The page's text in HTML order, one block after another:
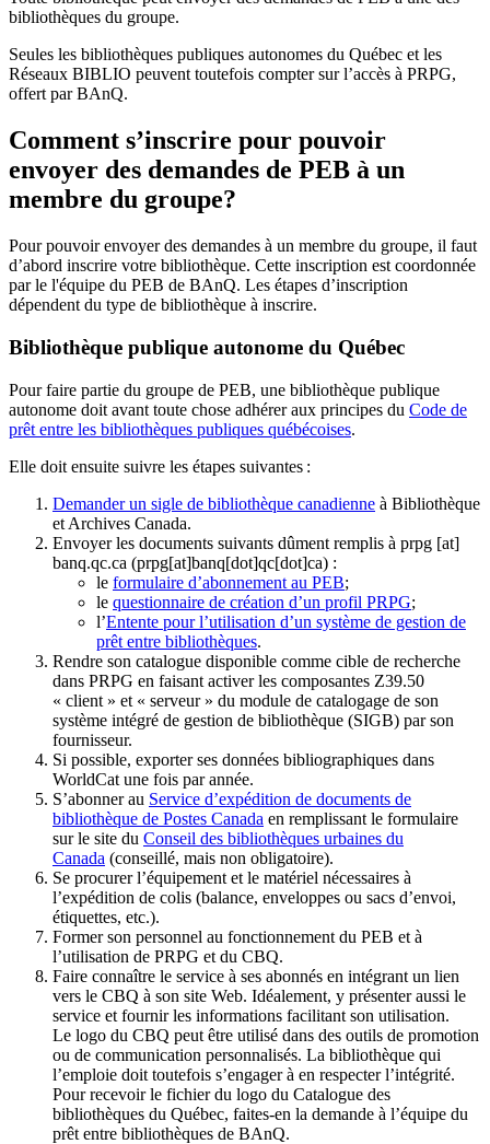
bibliothèques du groupe.
Seules les bibliothèques publiques autonomes du Québec et les
Réseaux BIBLIO peuvent toutefois compter sur l’accès à PRPG,
offert par BAnQ.
Comment s’inscrire pour pouvoir
envoyer des demandes de PEB à un
membre du groupe?
Pour pouvoir envoyer des demandes à un membre du groupe, il faut
d’abord inscrire votre bibliothèque. Cette inscription est coordonnée
par le l'équipe du PEB de BAnQ. Les étapes d’inscription
dépendent du type de bibliothèque à inscrire.
Bibliothèque publique autonome du Québec
Pour faire partie du groupe de PEB, une bibliothèque publique
autonome doit avant toute chose adhérer aux principes du Code de
prêt entre les bibliothèques publiques québécoises.
Elle doit ensuite suivre les étapes suivantes :
Demander un sigle de bibliothèque canadienne à Bibliothèque
et Archives Canada.
Envoyer les documents suivants dûment remplis à prpg [at]
banq.qc.ca (prpg[at]banq[dot]qc[dot]ca) :
le formulaire d’abonnement au PEB;
le questionnaire de création d’un profil PRPG;
l’Entente pour l’utilisation d’un système de gestion de
prêt entre bibliothèques.
Rendre son catalogue disponible comme cible de recherche
dans PRPG en faisant activer les composantes Z39.50
« client » et « serveur » du module de catalogage de son
système intégré de gestion de bibliothèque (SIGB) par son
fournisseur.
Si possible, exporter ses données bibliographiques dans
WorldCat une fois par année.
S’abonner au Service d’expédition de documents de
bibliothèque de Postes Canada en remplissant le formulaire
sur le site du Conseil des bibliothèques urbaines du
Canada (conseillé, mais non obligatoire).
Se procurer l’équipement et le matériel nécessaires à
l’expédition de colis (balance, enveloppes ou sacs d’envoi,
étiquettes, etc.).
Former son personnel au fonctionnement du PEB et à
l’utilisation de PRPG et du CBQ.
Faire connaître le service à ses abonnés en intégrant un lien
vers le CBQ à son site Web. Idéalement, y présenter aussi le
service et fournir les informations facilitant son utilisation.
Le logo du CBQ peut être utilisé dans des outils de promotion
ou de communication personnalisés. La bibliothèque qui
l’emploie doit toutefois s’engager à en respecter l’intégrité.
Pour recevoir le fichier du logo du Catalogue des
bibliothèques du Québec, faites-en la demande à l’équipe du
prêt entre bibliothèques de BAnQ.